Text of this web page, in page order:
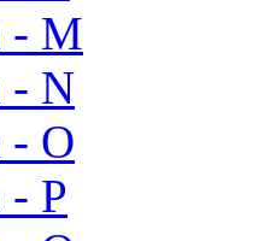
- M
- N
- O
P